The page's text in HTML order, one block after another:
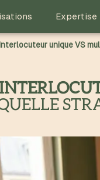
Expertise
Interlocuteur unique VS